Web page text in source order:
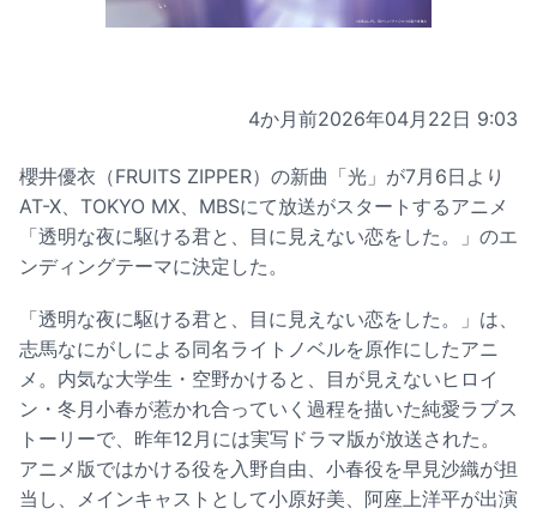
4か月前2026年04月22日 9:03
櫻井優衣（FRUITS ZIPPER）の新曲「光」が7月6日より
AT-X、TOKYO MX、MBSにて放送がスタートするアニメ
「透明な夜に駆ける君と、目に見えない恋をした。」のエ
ンディングテーマに決定した。
「透明な夜に駆ける君と、目に見えない恋をした。」は、
志馬なにがしによる同名ライトノベルを原作にしたアニ
メ。内気な大学生・空野かけると、目が見えないヒロイ
ン・冬月小春が惹かれ合っていく過程を描いた純愛ラブス
トーリーで、昨年12月には実写ドラマ版が放送された。
アニメ版ではかける役を入野自由、小春役を早見沙織が担
当し、メインキャストとして小原好美、阿座上洋平が出演